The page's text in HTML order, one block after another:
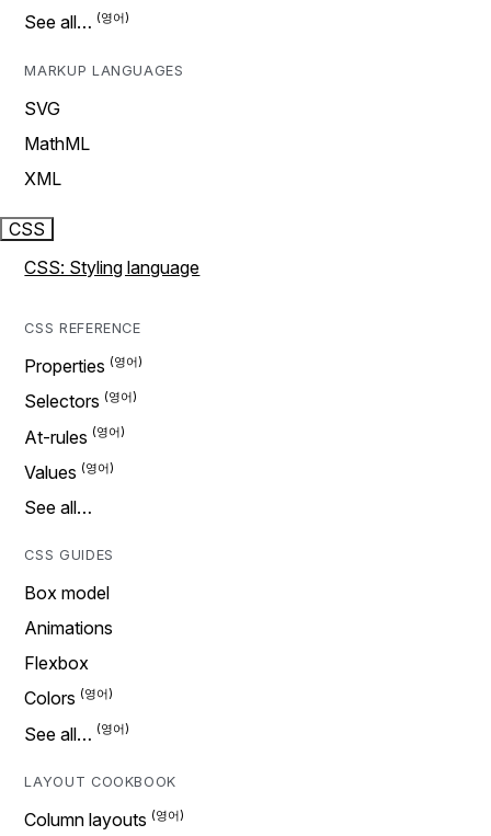
See all…
MARKUP LANGUAGES
SVG
MathML
XML
CSS
CSS: Styling language
CSS REFERENCE
Properties
Selectors
At-rules
Values
See all…
CSS GUIDES
Box model
Animations
Flexbox
Colors
See all…
LAYOUT COOKBOOK
Column layouts